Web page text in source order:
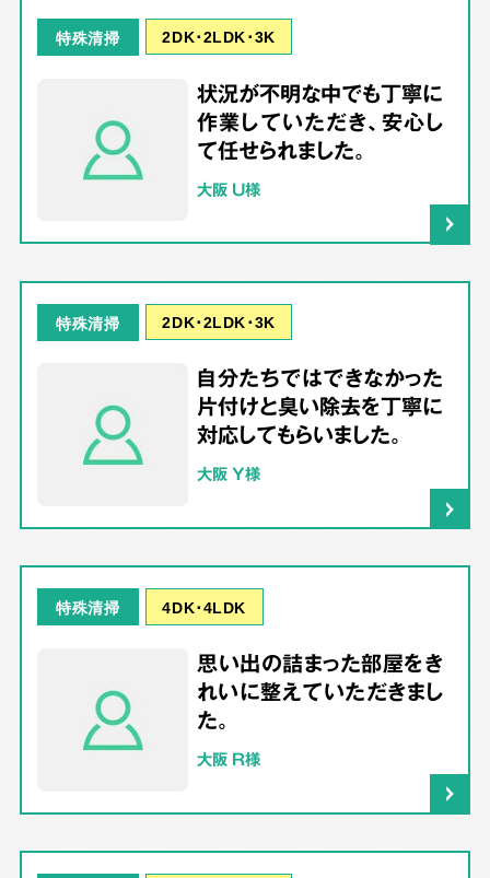
特殊清掃 2DK･2LDK･3K
状況が不明な中でも丁寧に
作業していただき、安心し
て任せられました。
大阪 U様
特殊清掃 2DK･2LDK･3K
自分たちではできなかった
片付けと臭い除去を丁寧に
対応してもらいました。
大阪 Y様
特殊清掃 4DK･4LDK
思い出の詰まった部屋をき
れいに整えていただきまし
た。
大阪 R様